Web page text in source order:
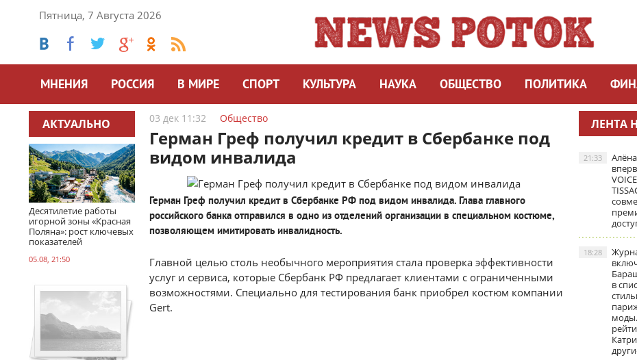
Пятница, 7 Августа 2026
МНЕНИЯ РОССИЯ В МИРЕ СПОРТ КУЛЬТУРА НАУКА ОБЩЕСТВО ПОЛИТИКА
АКТУАЛЬНО
Десятилетие работы
игорной зоны «Красная
Поляна»: рост ключевых
показателей
05.08, 21:50
03 дек 11:32 Общество
Герман Греф получил кредит в Сбербанке под
видом инвалида
Герман Греф получил кредит в Сбербанке РФ под видом инвалида. Глава главного
российского банка отправился в одно из отделений организации в специальном костюме,
позволяющем имитировать инвалидность.
Главной целью столь необычного мероприятия стала проверка эффективности
услуг и сервиса, которые Сбербанк РФ предлагает клиентами с ограниченными
возможностями. Специально для тестирования банк приобрел костюм компании
Gert.
ЛЕНТА
21:33
в
18:28